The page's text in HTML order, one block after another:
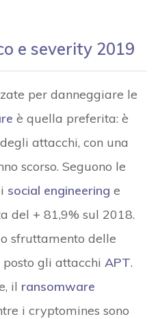
e severity 2019
per danneggiare le
è quella preferita: è
attacchi, con una
scorso. Seguono le
social engineering e
del + 81,9% sul 2018.
sfruttamento delle
gli attacchi APT.
il ransomware
i cryptomines sono